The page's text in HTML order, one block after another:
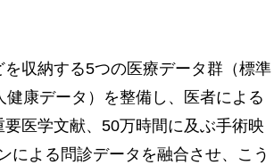
収納する5つの医療データ群（標準
康データ）を整備し、医者による
医学文献、50万時間に及ぶ手術映
による問診データを融合させ、こう